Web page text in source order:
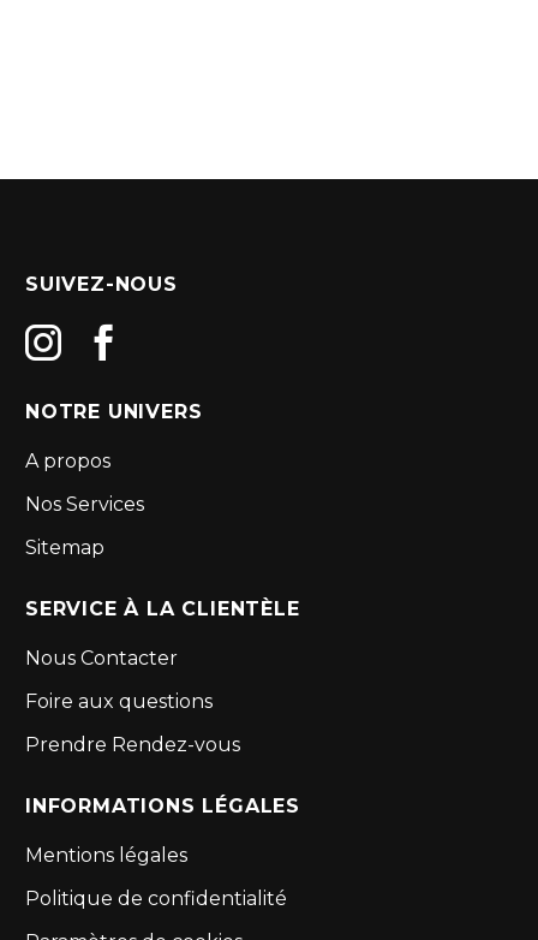
SUIVEZ-NOUS
NOTRE UNIVERS
A propos
Nos Services
Sitemap
SERVICE À LA CLIENTÈLE
Nous Contacter
Foire aux questions
Prendre Rendez-vous
INFORMATIONS LÉGALES
Mentions légales
Politique de confidentialité